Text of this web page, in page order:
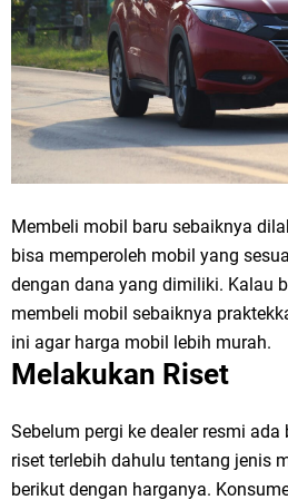
Membeli mobil baru sebaiknya
bisa memperoleh mobil yang
dengan dana yang dimiliki. Kalau
membeli mobil sebaiknya
ini agar harga mobil lebih murah.
Melakukan Riset
Sebelum pergi ke dealer resmi
riset terlebih dahulu tentang jenis
berikut dengan harganya.